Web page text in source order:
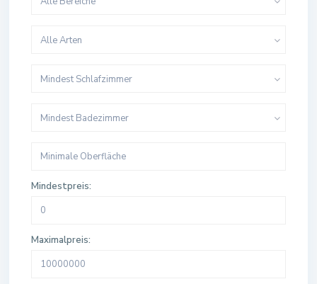
Alle Arten
Mindest Schlafzimmer
Mindest Badezimmer
Mindestpreis:
Maximalpreis: